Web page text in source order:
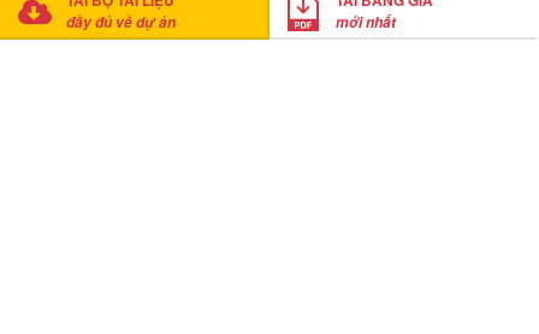
© 2021 Casa Del Rio Hòa Bình. Cung cấp bởiMathsoft Việt Nam
đầy đủ về dự án mới nhất